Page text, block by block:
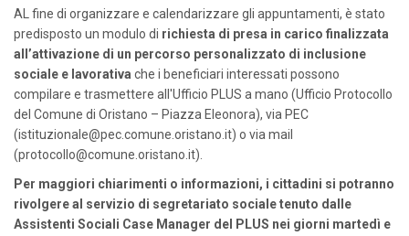
AL fine di organizzare e calendarizzare gli appuntamenti, è stato
predisposto un modulo di richiesta di presa in carico finalizzata
all’attivazione di un percorso personalizzato di inclusione
sociale e lavorativa che i beneficiari interessati possono
compilare e trasmettere all'Ufficio PLUS a mano (Ufficio Protocollo
del Comune di Oristano – Piazza Eleonora), via PEC
(istituzionale@pec.comune.oristano.it) o via mail
(protocollo@comune.oristano.it).
Per maggiori chiarimenti o informazioni, i cittadini si potranno
rivolgere al servizio di segretariato sociale tenuto dalle
Assistenti Sociali Case Manager del PLUS nei giorni martedì e